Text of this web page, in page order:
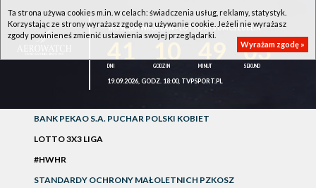
1KS ŚLĘZA WROCŁAW - LOTTO AZS UMCS LUBLIN
03
19.09.2026, GODZ. 18:00, TVPSPORT.PL
BANK PEKAO S.A. PUCHAR POLSKI KOBIET
LOTTO 3X3 LIGA
#HWHR
STANDARDY OCHRONY MAŁOLETNICH PZKOSZ
Ta strona używa cookies m.in. w celach: świadczenia usług, reklamy, statystyk.
Korzystając ze strony wyrażasz zgodę na używanie cookie. Jeżeli nie wyrażasz
zgody powinieneś zmienić ustawienia swojej przeglądarki.
Wyrażam zgodę »